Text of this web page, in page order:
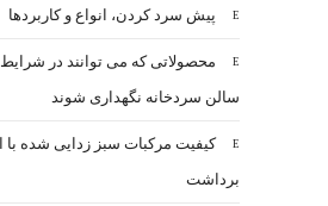
پیش سرد کردن، انواع و کاربردها
محصولاتی که می توانند در
سالن سردخانه نگهداری شوند
کیفیت مرکبات سبز زدایی شده با
برداشت